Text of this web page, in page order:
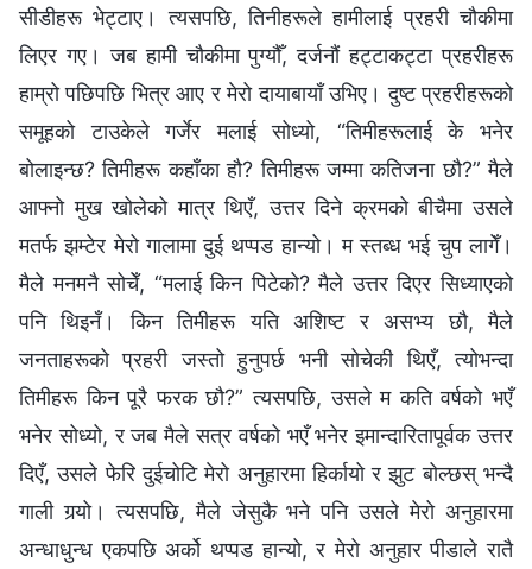
सीडीहरू भेट्टाए। त्यसपछि, तिनीहरूले हामीलाई प्रहरी चौकीमा
लिएर गए। जब हामी चौकीमा पुग्यौँ, दर्जनौं हट्टाकट्टा प्रहरीहरू
हाम्रो पछिपछि भित्र आए र मेरो दायाबायाँ उभिए। दुष्ट प्रहरीहरूको
समूहको टाउकेले गर्जेर मलाई सोध्यो, “तिमीहरूलाई के भनेर
बोलाइन्छ? तिमीहरू कहाँका हौ? तिमीहरू जम्मा कतिजना छौ?” मैले
आफ्नो मुख खोलेको मात्र थिएँ, उत्तर दिने क्रमको बीचैमा उसले
मतर्फ झम्टेर मेरो गालामा दुई थप्पड हान्यो। म स्तब्ध भई चुप लागेँ।
मैले मनमनै सोचेँ, “मलाई किन पिटेको? मैले उत्तर दिएर सिध्याएको
पनि थिइनँ। किन तिमीहरू यति अशिष्ट र असभ्य छौ, मैले
जनताहरूको प्रहरी जस्तो हुनुपर्छ भनी सोचेकी थिएँ, त्योभन्दा
तिमीहरू किन पूरै फरक छौ?” त्यसपछि, उसले म कति वर्षको भएँ
भनेर सोध्यो, र जब मैले सत्र वर्षको भएँ भनेर इमान्दारितापूर्वक उत्तर
दिएँ, उसले फेरि दुईचोटि मेरो अनुहारमा हिर्कायो र झुट बोल्छस् भन्दै
गाली गर्‍यो। त्यसपछि, मैले जेसुकै भने पनि उसले मेरो अनुहारमा
अन्धाधुन्ध एकपछि अर्को थप्पड हान्यो, र मेरो अनुहार पीडाले रातै